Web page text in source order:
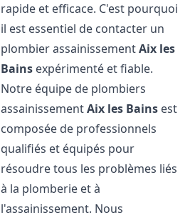
rapide et efficace. C'est pourquoi
il est essentiel de contacter un
plombier assainissementAix les
Bains expérimenté et fiable.
Notre équipe de plombiers
assainissementAix les Bains est
composée de professionnels
qualifiés et équipés pour
résoudre tous les problèmes liés
à la plomberie et à
l'assainissement. Nous